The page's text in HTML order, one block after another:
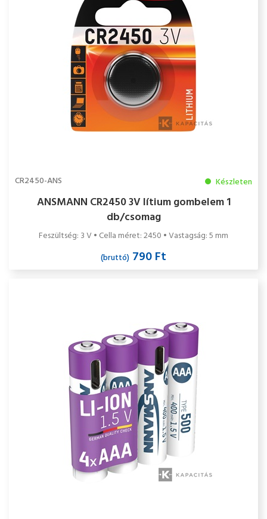
CR2450-ANS Készleten
ANSMANN CR2450 3V lítium gombelem 1
db/csomag
Feszültség: 3 V • Cella méret: 2450 • Vastagság: 5 mm
(bruttó) 790 Ft